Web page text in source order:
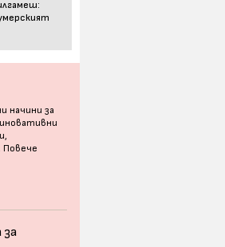
начини за
Повече
за